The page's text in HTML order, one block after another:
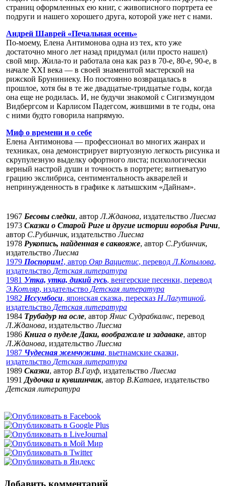
страниц оформленных ею книг, с живописного портрета ее
подруги и нашего хорошего друга, которой уже нет с нами.
Андрей Шаврей «Печальная осень»
По-моему, Елена Антимонова одна из тех, кто уже
достаточно много лет назад придумал (или просто нашел)
свой мир. Жила-то и работала она как раз в 70-е, 80-е, 90-е, в
начале XXI века — в своей знаменитой мастерской на
рижской Бруниниеку. Но постоянно возвращалась в
прошлое, хотя бы в те же двадцатые-тридцатые годы, когда
она еще не родилась. И, не будучи знакомой с Сигизмундом
Видбергсом и Карлисом Падегсом, жившими в те годы, она
с ними будто говорила напрямую.
Миф о времени и о себе
Елена Антимонова — профессионал во многих жанрах и
техниках, она демонстрирует виртуозную легкость рисунка и
скрупулезную выделку офортного листа; психологически
верный настрой души и точность в портрете; витиеватую
грацию экслибриса, сентиментальность акварелей и
непринужденность в графике к латышским «Дайнам».
1967 Бесовы следки, авторЛ.Жданова, издательствоЛиесма
1973 Сказки о Старой Риге и другие истории воробья Ричи,
автор C.Рyбинчик, издательствоЛиесма
1978 Рукопись, найденная в саквояже, автор С.Рубинчик,
издательствоЛиесма
1979 Поспорим!, автор Ояр Вациетис, переводЛ.Копылова,
издательство Детская литература
1981 Утка, утка, дикий гусь, венгерские песенки, перевод
Э.Котляр, издательство Детская литература
1982 Иссумбоси, японская сказка, пересказ Н.Лагутиной,
издательство Детская литература
1984 Трубадур на осле, автор Янис Судрабкалнс, перевод
Л.Жданова, издательствоЛиесма
1986 Книга о пуделе Даки, воображале и задаваке, автор
Л.Жданова, издательствоЛиесма
1987 Чудесная жемчужина, вьетнамские сказки,
издательство Детская литература
1989 Сказки, автор В.Гауф, издательствоЛиесма
1991 Дудочка и кувшинчик, автор В.Катаев, издательство
Детская литература
Добавить комментарий